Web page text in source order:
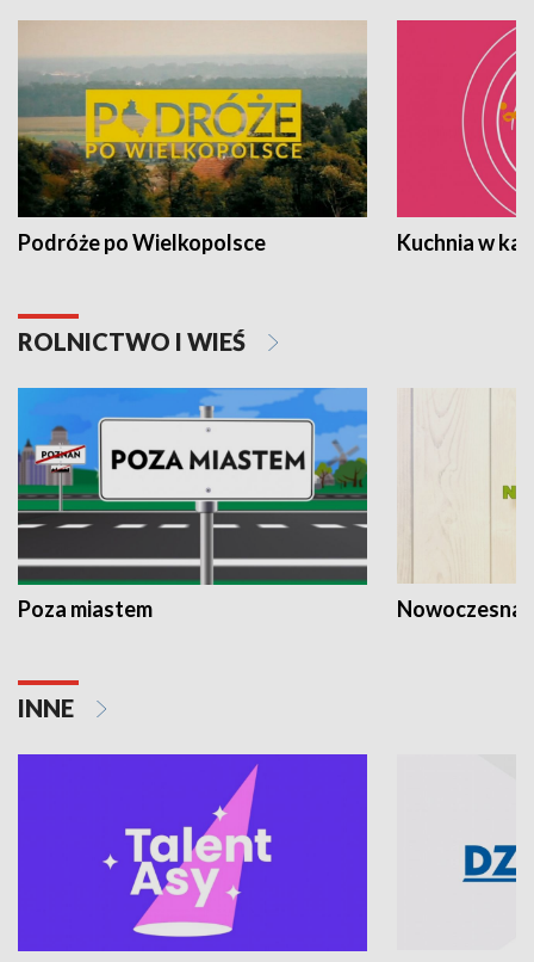
Podróże po Wielkopolsce Kuchnia w
ROLNICTWO I WIEŚ
Poza miastem Nowoczesna
INNE